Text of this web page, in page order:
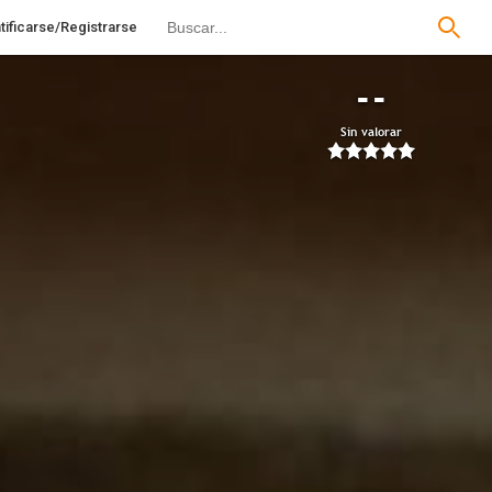
Registrarse
--
Sin valorar